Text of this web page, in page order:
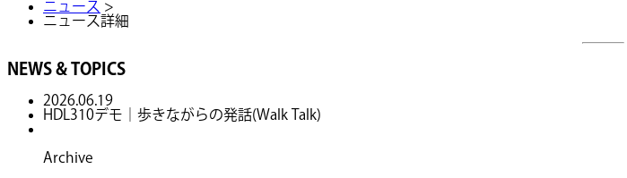
ニュース >
ニュース詳細
NEWS & TOPICS
2026.06.19
HDL310デモ｜歩きながらの発話(Walk Talk)
Archive